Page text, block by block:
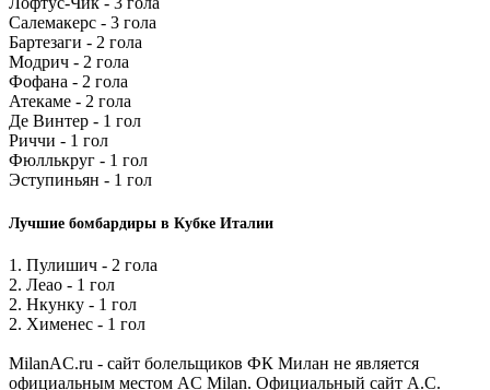
Салемакерс - 3 гола
Бартезаги - 2 гола
Модрич - 2 гола
Фофана - 2 гола
Атекаме - 2 гола
Де Винтер - 1 гол
Риччи - 1 гол
Фюллькруг - 1 гол
Эступиньян - 1 гол
Лучшие бомбардиры в Кубке Италии
1. Пулишич - 2 гола
2. Леао - 1 гол
2. Нкунку - 1 гол
2. Хименес - 1 гол
MilanAC.ru - сайт болельщиков ФК Милан не является
официальным местом AC Milan. Официальный сайт A.C.